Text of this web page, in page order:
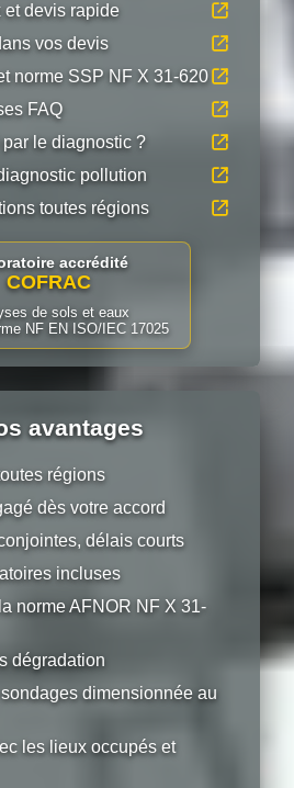
et devis rapide
vos devis
norme SSP NF X 31-620
FAQ
le diagnostic ?
pollution
toutes régions
accrédité
COFRAC
de sols et eaux
NF EN ISO/IEC 17025
avantages
régions
dès votre accord
délais courts
incluses
norme AFNOR NF X 31-
dégradation
dimensionnée au
les lieux occupés et